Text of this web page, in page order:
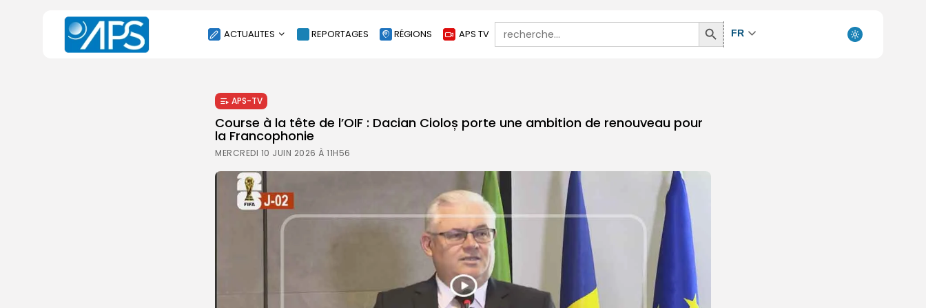
ACTUALITES
SOCIÉTÉ
ÉCONOMIE
CULTURE
ENVIRONNEMENT
INTERNATIONAL
REPORTAGES RÉGIONS APS TV
Search
for:
Search
Button
FR
APS-TV
Course à la tête de l’OIF : Dacian Cioloș porte une ambition de renouveau pour
la Francophonie
MERCREDI 10 JUIN 2026 À 11H56